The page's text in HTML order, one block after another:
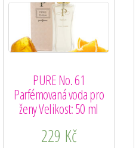
PURE No. 61
Parfémovaná voda pro
ženy Velikost: 50 ml
229 Kč